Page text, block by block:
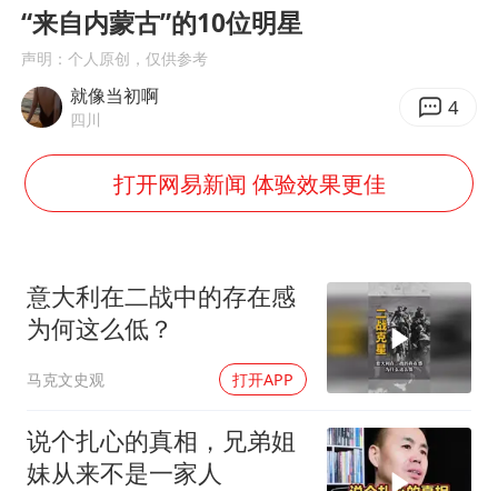
段绚竞因公牺牲 年仅44岁
日本广岛民众举行游行反对政府行径
“来自内蒙古”的10位明星
声明：个人原创，仅供参考
就像当初啊
四川 4
打开网易新闻 体验效果更佳
意大利在二战中的存在感
为何这么低？
马克文史观 打开APP
说个扎心的真相，兄弟姐
妹从来不是一家人